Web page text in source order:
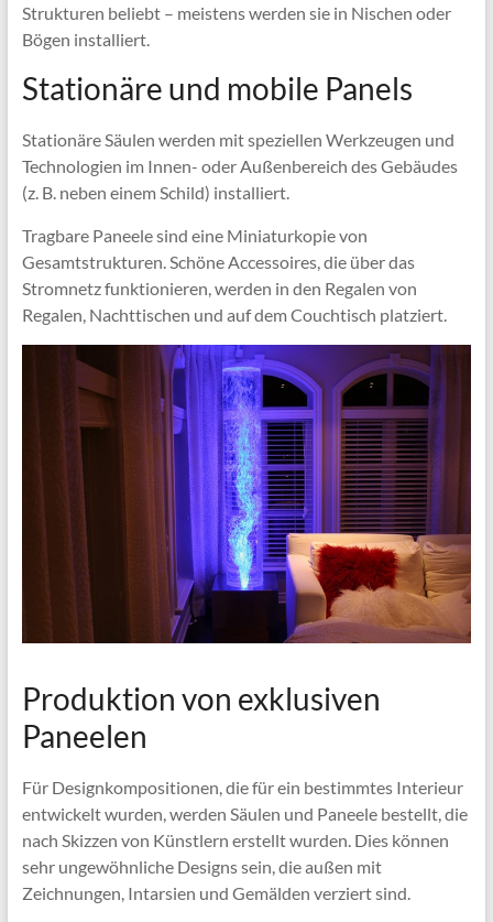
Strukturen beliebt – meistens werden sie in Nischen oder
Bögen installiert.
Stationäre und mobile Panels
Stationäre Säulen werden mit speziellen Werkzeugen und
Technologien im Innen- oder Außenbereich des Gebäudes
(z. B. neben einem Schild) installiert.
Tragbare Paneele sind eine Miniaturkopie von
Gesamtstrukturen. Schöne Accessoires, die über das
Stromnetz funktionieren, werden in den Regalen von
Regalen, Nachttischen und auf dem Couchtisch platziert.
Produktion von exklusiven
Paneelen
Für Designkompositionen, die für ein bestimmtes Interieur
entwickelt wurden, werden Säulen und Paneele bestellt, die
nach Skizzen von Künstlern erstellt wurden. Dies können
sehr ungewöhnliche Designs sein, die außen mit
Zeichnungen, Intarsien und Gemälden verziert sind.